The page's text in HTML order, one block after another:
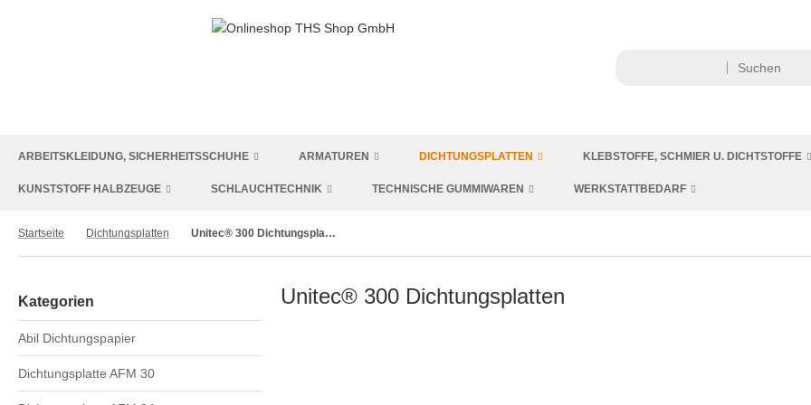
ARBEITSKLEIDUNG, SICHERHEITSSCHUHE ARMATUREN DICHTUNGSPLATTEN KLEBSTOFFE, SCHMIER U. DICHTSTOFFE
KUNSTSTOFF HALBZEUGE SCHLAUCHTECHNIK TECHNISCHE GUMMIWAREN WERKSTATTBEDARF
Startseite Dichtungsplatten Unitec® 300 Dichtungsplatte
Kategorien
Abil Dichtungspapier
Dichtungsplatte AFM 30
Unitec® 300 Dichtungsplatten